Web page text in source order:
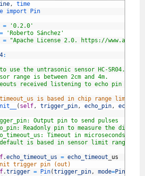
,
time
import Pin
=
'0.2.0'
=
'Roberto Sánchez'
= "Apache License 2.0. https://
:
the untrasonic sensor HC-SR04.
range is between 2cm and 4m.
received listening to echo pin are
is based in chip range limit
( self, trigger_pin, echo_pin,
Output pin to send pulses
Readonly pin to measure the
Timeout in microseconds to
is based in sensor limit range
.echo_timeout_us = echo_timeout
us
trigger pin (out)
.trigger = Pin(trigger_pin, mode=Pin